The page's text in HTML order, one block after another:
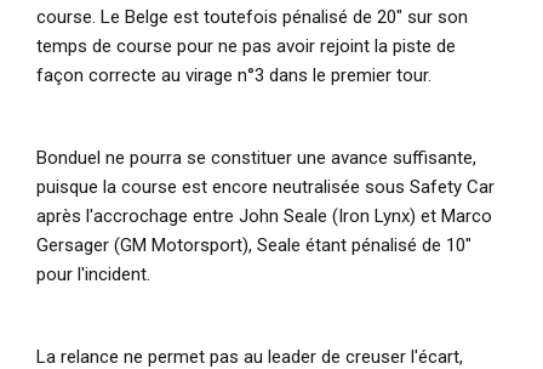
course. Le Belge est toutefois pénalisé de 20" sur son
temps de course pour ne pas avoir rejoint la piste de
façon correcte au virage n°3 dans le premier tour.
Bonduel ne pourra se constituer une avance suffisante,
puisque la course est encore neutralisée sous Safety Car
après l'accrochage entre John Seale (Iron Lynx) et Marco
Gersager (GM Motorsport), Seale étant pénalisé de 10"
pour l'incident.
La relance ne permet pas au leader de creuser l'écart,